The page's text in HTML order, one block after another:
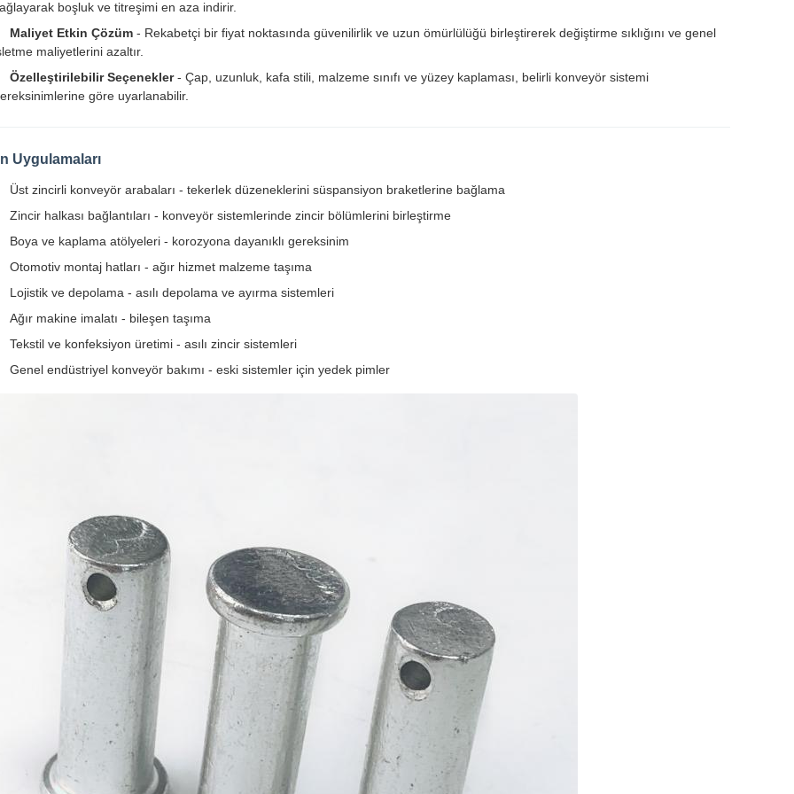
boşluk ve titreşimi en aza indirir.
Maliyet Etkin Çözüm - Rekabetçi bir fiyat noktasında güvenilirlik ve uzun ömürlülüğü birleştirerek değiştirme sıklığını ve genel
maliyetlerini azaltır.
Özelleştirilebilir Seçenekler- Çap, uzunluk, kafa stili, malzeme sınıfı ve yüzey kaplaması, belirli konveyör sistemi
göre uyarlanabilir.
Uygulamaları
Üst zincirli konveyör arabaları - tekerlek düzeneklerini süspansiyon braketlerine bağlama
Zincir halkası bağlantıları - konveyör sistemlerinde zincir bölümlerini birleştirme
Boya ve kaplama atölyeleri - korozyona dayanıklı gereksinim
Otomotiv montaj hatları - ağır hizmet malzeme taşıma
Lojistik ve depolama - asılı depolama ve ayırma sistemleri
Ağır makine imalatı - bileşen taşıma
Tekstil ve konfeksiyon üretimi - asılı zincir sistemleri
Genel endüstriyel konveyör bakımı - eski sistemler için yedek pimler